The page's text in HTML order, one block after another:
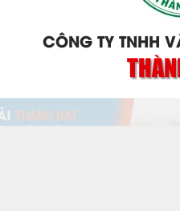
CÔNG TY TNHH